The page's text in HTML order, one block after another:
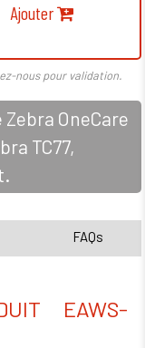
Ajouter
nous pour validation.
Zebra OneCare
TC77,
FAQs
EAWS-